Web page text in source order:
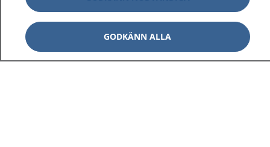
GODKÄNN ALLA